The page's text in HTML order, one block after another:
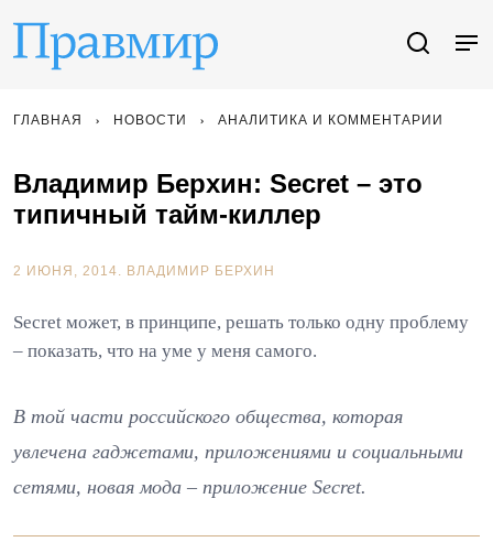
ГЛАВНАЯ НОВОСТИ АНАЛИТИКА И КОММЕНТАРИИ
Владимир Берхин: Secret – это
типичный тайм-киллер
2 ИЮНЯ, 2014. ВЛАДИМИР БЕРХИН
Secret может, в принципе, решать только одну проблему
– показать, что на уме у меня самого.
В той части российского общества, которая
увлечена гаджетами, приложениями и социальными
сетями, новая мода – приложение Secret.